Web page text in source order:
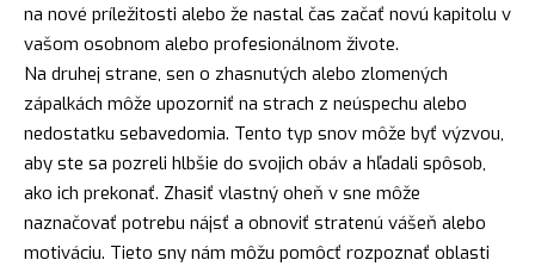
na nové príležitosti alebo že nastal čas začať novú kapitolu v
vašom osobnom alebo profesionálnom živote.
Na druhej strane, sen o zhasnutých alebo zlomených
zápalkách môže upozorniť na strach z neúspechu alebo
nedostatku sebavedomia. Tento typ snov môže byť výzvou,
aby ste sa pozreli hlbšie do svojich obáv a hľadali spôsob,
ako ich prekonať. Zhasiť vlastný oheň v sne môže
naznačovať potrebu nájsť a obnoviť stratenú vášeň alebo
motiváciu. Tieto sny nám môžu pomôcť rozpoznať oblasti